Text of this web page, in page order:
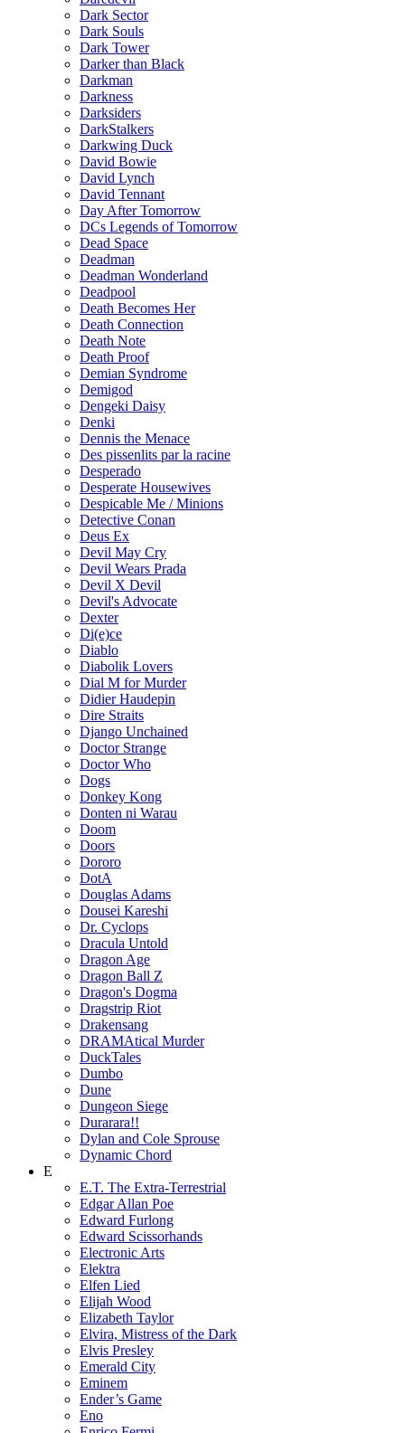
Dark Sector
Dark Souls
Dark Tower
Darker than Black
Darkman
Darkness
Darksiders
DarkStalkers
Darkwing Duck
David Bowie
David Lynch
David Tennant
Day After Tomorrow
DCs Legends of Tomorrow
Dead Space
Deadman
Deadman Wonderland
Deadpool
Death Becomes Her
Death Connection
Death Note
Death Proof
Demian Syndrome
Demigod
Dengeki Daisy
Denki
Dennis the Menace
Des pissenlits par la racine
Desperado
Desperate Housewives
Despicable Me / Minions
Detective Conan
Deus Ex
Devil May Cry
Devil Wears Prada
Devil X Devil
Devil's Advocate
Dexter
Di(e)ce
Diablo
Diabolik Lovers
Dial M for Murder
Didier Haudepin
Dire Straits
Django Unchained
Doctor Strange
Doctor Who
Dogs
Donkey Kong
Donten ni Warau
Doom
Doors
Dororo
DotA
Douglas Adams
Dousei Kareshi
Dr. Cyclops
Dracula Untold
Dragon Age
Dragon Ball Z
Dragon's Dogma
Dragstrip Riot
Drakensang
DRAMAtical Murder
DuckTales
Dumbo
Dune
Dungeon Siege
Durarara!!
Dylan and Cole Sprouse
Dynamic Chord
E
E.T. The Extra-Terrestrial
Edgar Allan Poe
Edward Furlong
Edward Scissorhands
Electronic Arts
Elektra
Elfen Lied
Elijah Wood
Elizabeth Taylor
Elvira, Mistress of the Dark
Elvis Presley
Emerald City
Eminem
Ender’s Game
Eno